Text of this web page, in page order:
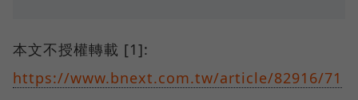
本文不授權轉載 [1]:
https://www.bnext.com.tw/article/82916/71